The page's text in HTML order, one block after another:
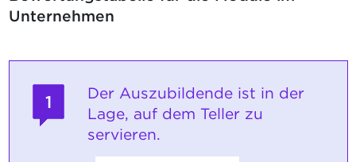
Unternehmen
1
Der Auszubildende ist in der
Lage, auf dem Teller zu
servieren.